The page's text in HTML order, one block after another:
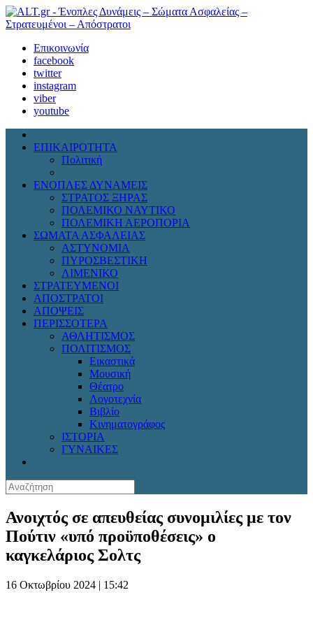
Επικοινωνία
facebook
twitter
instagram
viber
youtube
ΕΠΙΚΑΙΡΟΤΗΤΑ
Πολιτική
ΕΝΟΠΛΕΣ ΔΥΝΑΜΕΙΣ
ΣΤΡΑΤΟΣ ΞΗΡΑΣ
ΠΟΛΕΜΙΚΟ ΝΑΥΤΙΚΟ
ΠΟΛΕΜΙΚΗ ΑΕΡΟΠΟΡΙΑ
ΣΩΜΑΤΑ ΑΣΦΑΛΕΙΑΣ
ΑΣΤΥΝΟΜΙΑ
ΠΥΡΟΣΒΕΣΤΙΚΗ
ΛΙΜΕΝΙΚΟ
ΣΤΡΑΤΕΥΜΕΝΟΙ
ΑΠΟΣΤΡΑΤΟΙ
ΑΠΟΨΕΙΣ
ΠΕΡΙΣΣΟΤΕΡΑ
ΑΘΛΗΤΙΣΜΟΣ
ΠΟΛΙΤΙΣΜΟΣ
Εικαστικά
Μουσική
Θέατρο
Λογοτεχνία
Βιβλίο
Κινηματογράφος
ΙΣΤΟΡΙΑ
ΓΥΝΑΙΚΕΣ
Ανοιχτός σε απευθείας συνομιλίες με τον
Πούτιν «υπό προϋποθέσεις» ο
καγκελάριος Σολτς
16 Οκτωβρίου 2024 | 15:42